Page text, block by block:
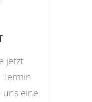
jetzt
uns eine